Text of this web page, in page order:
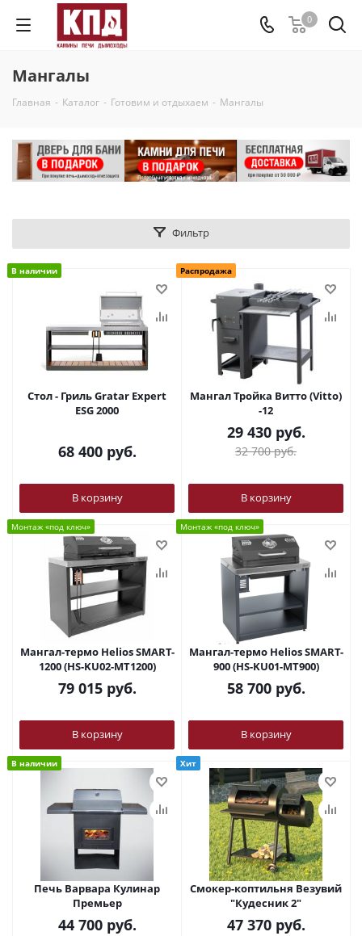
0
Мангалы
Главная - Каталог - Готовим и отдыхаем - Мангалы
Фильтр
В наличии
Стол - Гриль Gratar Expert
ESG 2000
68 400руб.
В корзину
Распродажа
Мангал Тройка Витто (Vitto)
-12
29 430руб.
32 700руб.
В корзину
Монтаж «под ключ»
Мангал-термо Helios SMART-
1200 (HS-KU02-MT1200)
79 015руб.
В корзину
Монтаж «под ключ»
Мангал-термо Helios SMART-
900 (HS-KU01-MT900)
58 700руб.
В корзину
В наличии
Печь Варвара Кулинар
Премьер
44 700руб.
Хит
Смокер-коптильня Везувий
"Кудесник 2"
47 370руб.